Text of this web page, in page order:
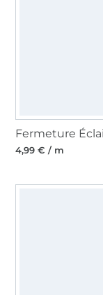
4,99 € / m